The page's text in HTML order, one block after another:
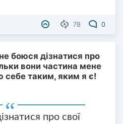
78 0
боюся дізнатися про
вони частина мене
себе таким, яким я є!
про свої